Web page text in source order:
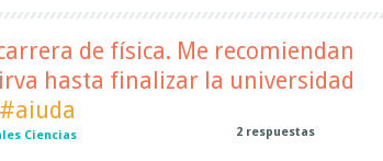
de física. Me recomiendan
hasta finalizar la universidad
#aiuda
Ciencias 2 respuestas